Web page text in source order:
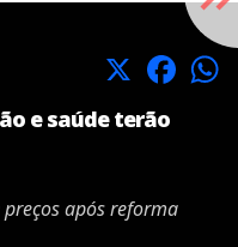
X Facebook
e saúde terão
após reforma